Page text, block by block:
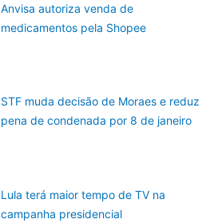
Anvisa autoriza venda de
medicamentos pela Shopee
STF muda decisão de Moraes e reduz
pena de condenada por 8 de janeiro
Lula terá maior tempo de TV na
campanha presidencial